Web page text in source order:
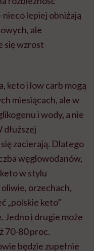
lepiej obniżają
ale
się wzrost
keto i low carb mogą
miesiącach, ale w
i wody, a nie
zacierają. Dlatego
węglowodanów,
w stylu
orzechach,
„polskie keto”
Jedno i drugie może
70-80 proc.
będzie zupełnie